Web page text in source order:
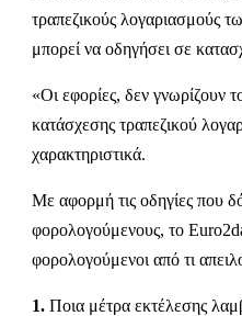
τραπεζικούς λογαριασμούς
μπορεί να οδηγήσει σε
«Οι εφορίες, δεν γνωρίζουν
κατάσχεσης τραπεζικού
χαρακτηριστικά.
Με αφορμή τις οδηγίες που
φορολογούμενους, το
φορολογούμενοι από τι
1. Ποια μέτρα εκτέλεσης